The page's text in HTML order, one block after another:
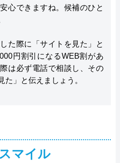
心できますね。候補のひと
た際に「サイトを見た」と
円割引になるWEB割があ
は必ず電話で相談し、その
た」と伝えましょう。
マイル